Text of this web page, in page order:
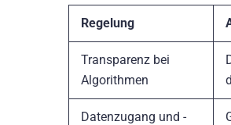
Regelung
Transparenz bei
Algorithmen
Datenzugang und -